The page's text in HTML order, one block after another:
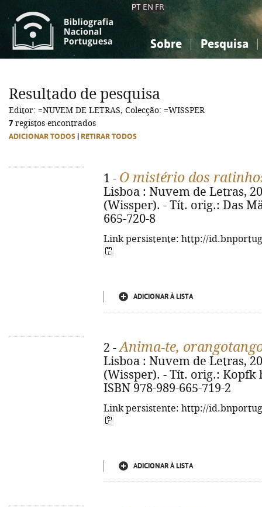
PT EN FR
Sobre Pesquisa
Ciências sociais...
Ciências sociais...
Resultado de pesquisa
Editor: =NUVEM DE LETRAS, Colecção: =WISSPER
7 registos encontrados
ADICIONAR TODOS RETIRAR TODOS
1 - O mistério dos
Lisboa : Nuvem de Letras,
(Wissper). - Tít. orig.: Das
665-720-8
Link persistente: http://
ADICIONAR À LISTA
2 -Anima-te,
Lisboa : Nuvem de Letras,
(Wissper). - Tít. orig.:
ISBN 978-989-665-719-2
Link persistente: http://
ADICIONAR À LISTA